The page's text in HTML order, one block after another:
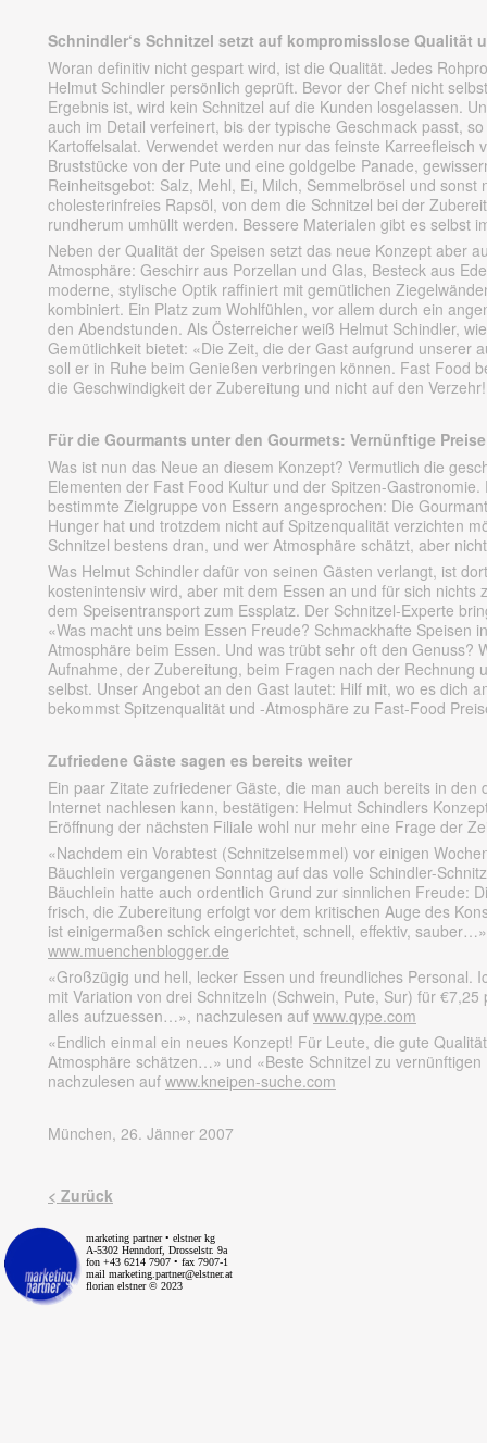
Schnindler‘s Schnitzel setzt auf kompromisslose Qualität
Woran definitiv nicht gespart wird, ist die Qualität. Jedes
Helmut Schindler persönlich geprüft. Bevor der Chef nicht
Ergebnis ist, wird kein Schnitzel auf die Kunden losgelassen.
auch im Detail verfeinert, bis der typische Geschmack passt,
Kartoffelsalat. Verwendet werden nur das feinste Karreefleisch
Bruststücke von der Pute und eine goldgelbe Panade,
Reinheitsgebot: Salz, Mehl, Ei, Milch, Semmelbrösel und sonst
cholesterinfreies Rapsöl, von dem die Schnitzel bei der
rundherum umhüllt werden. Bessere Materialen gibt es selbst
Neben der Qualität der Speisen setzt das neue Konzept aber
Atmosphäre: Geschirr aus Porzellan und Glas, Besteck aus
moderne, stylische Optik raffiniert mit gemütlichen
kombiniert. Ein Platz zum Wohlfühlen, vor allem durch ein
den Abendstunden. Als Österreicher weiß Helmut Schindler,
Gemütlichkeit bietet: «Die Zeit, die der Gast aufgrund unserer
soll er in Ruhe beim Genießen verbringen können. Fast Food
die Geschwindigkeit der Zubereitung und nicht auf den
Für die Gourmants unter den Gourmets: Vernünftige
Was ist nun das Neue an diesem Konzept? Vermutlich die
Elementen der Fast Food Kultur und der Spitzen-
bestimmte Zielgruppe von Essern angesprochen: Die
Hunger hat und trotzdem nicht auf Spitzenqualität verzichten
Schnitzel bestens dran, und wer Atmosphäre schätzt, aber
Was Helmut Schindler dafür von seinen Gästen verlangt, ist
kostenintensiv wird, aber mit dem Essen an und für sich nichts
dem Speisentransport zum Essplatz. Der Schnitzel-Experte
«Was macht uns beim Essen Freude? Schmackhafte Speisen
Atmosphäre beim Essen. Und was trübt sehr oft den Genuss?
Aufnahme, der Zubereitung, beim Fragen nach der Rechnung
selbst. Unser Angebot an den Gast lautet: Hilf mit, wo es dich
bekommst Spitzenqualität und -Atmosphäre zu Fast-Food
Zufriedene Gäste sagen es bereits weiter
Ein paar Zitate zufriedener Gäste, die man auch bereits in den
Internet nachlesen kann, bestätigen: Helmut Schindlers
Eröffnung der nächsten Filiale wohl nur mehr eine Frage der
«Nachdem ein Vorabtest (Schnitzelsemmel) vor einigen
Bäuchlein vergangenen Sonntag auf das volle Schindler-
Bäuchlein hatte auch ordentlich Grund zur sinnlichen Freude:
frisch, die Zubereitung erfolgt vor dem kritischen Auge des
ist einigermaßen schick eingerichtet, schnell, effektiv,
www.muenchenblogger.de
«Großzügig und hell, lecker Essen und freundliches Personal.
mit Variation von drei Schnitzeln (Schwein, Pute, Sur) für
alles aufzuessen…», nachzulesen auf www.qype.com
«Endlich einmal ein neues Konzept! Für Leute, die gute
Atmosphäre schätzen…» und «Beste Schnitzel zu
nachzulesen auf www.kneipen-suche.com
München, 26. Jänner 2007
< Zurück
marketing partner • elstner kg
A-5302 Henndorf, Drosselstr. 9a
fon +43 6214 7907 • fax 7907-1
mail marketing.partner@elstner.at
florian elstner © 2023